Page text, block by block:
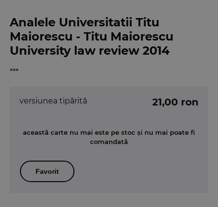
Analele Universitatii Titu
Maiorescu - Titu Maiorescu
University law review 2014
***
versiunea tipărită 21,00 ron
această carte nu mai este pe stoc și nu mai poate fi
comandată
Favorit